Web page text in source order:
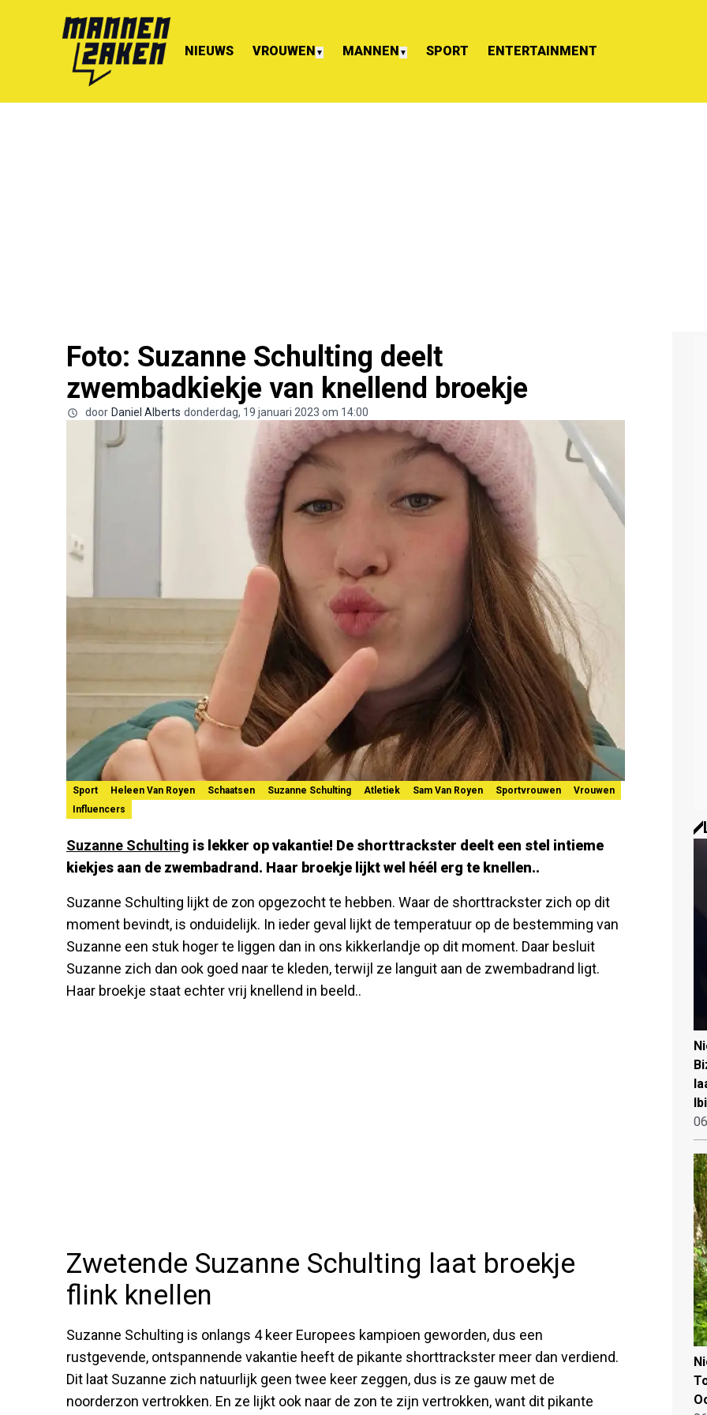
NIEUWS VROUWEN ▼ MANNEN ▼ SPORT ENTERTAINMENT
Foto: Suzanne Schulting deelt
zwembadkiekje van knellend broekje
door Daniel Alberts donderdag, 19 januari 2023 om 14:00
Sport Heleen Van Royen Schaatsen Suzanne Schulting Atletiek Sam Van Royen Sportvrouwen
Vrouwen
Influencers
Suzanne Schulting is lekker op vakantie! De shorttrackster deelt een stel intieme
kiekjes aan de zwembadrand. Haar broekje lijkt wel héél erg te knellen..
Suzanne Schulting lijkt de zon opgezocht te hebben. Waar de shorttrackster zich op dit
moment bevindt, is onduidelijk. In ieder geval lijkt de temperatuur op de bestemming van
Suzanne een stuk hoger te liggen dan in ons kikkerlandje op dit moment. Daar besluit
Suzanne zich dan ook goed naar te kleden, terwijl ze languit aan de zwembadrand ligt.
Haar broekje staat echter vrij knellend in beeld..
Zwetende Suzanne Schulting laat broekje
flink knellen
Suzanne Schulting is onlangs 4 keer Europees kampioen geworden, dus een
rustgevende, ontspannende vakantie heeft de pikante shorttrackster meer dan verdiend.
Dit laat Suzanne zich natuurlijk geen twee keer zeggen, dus is ze gauw met de
noorderzon vertrokken. En ze lijkt ook naar de zon te zijn vertrokken, want dit pikante